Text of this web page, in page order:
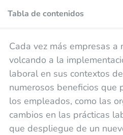
Tabla de contenidos
Cada vez más empresas
volcando a la
laboral en sus contextos
numerosos beneficios que
los empleados, como las
cambios en las prácticas
que despliegue de un